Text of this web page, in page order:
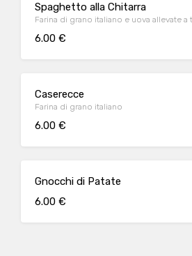
Spaghetto alla Chitarra
Farina di grano italiano e uova allevate a
6.00 €
Caserecce
Farina di grano italiano
6.00 €
Gnocchi di Patate
6.00 €